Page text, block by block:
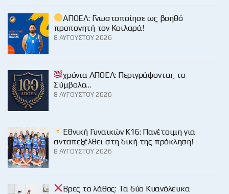
ΑΠΟΕΛ: Γνωστοποίησε ως βοηθό
προπονητή τον Κοιλαρά!
8 ΑΥΓΟΎΣΤΟΥ 2026
χρόνια ΑΠΟΕΛ: Περιγράφοντας το
Σύμβολο…
8 ΑΥΓΟΎΣΤΟΥ 2026
Εθνική Γυναικών Κ16: Πανέτοιμη για
ανταπεξέλθει στη δική της πρόκληση!
8 ΑΥΓΟΎΣΤΟΥ 2026
Βρες το λάθος: Τα δύο Κυανόλευκα